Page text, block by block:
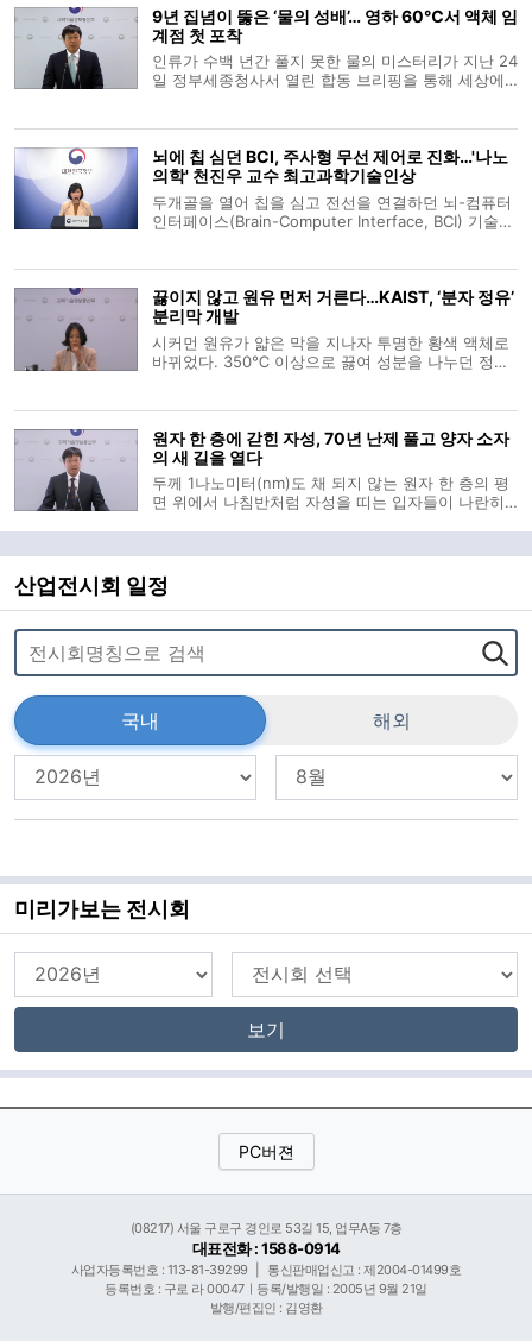
문이다. 이는 단순한 기
9년 집념이 뚫은 ‘물의 성배’… 영하 60℃서 액체 임
계점 첫 포착
인류가 수백 년간 풀지 못한 물의 미스터리가 지난 24
일 정부세종청사서 열린 합동 브리핑을 통해 세상에
로 이어지며 물의 근원적 비밀을 입체
뇌에 칩 심던 BCI, 주사형 무선 제어로 진화…'나노
의학' 천진우 교수 최고과학기술인상
두개골을 열어 칩을 심고 전선을 연결하던 뇌-컴퓨터
인터페이스(Brain-Computer Interface, BCI) 기술이
정 뇌세포에 직접 명령을 내리는
끓이지 않고 원유 먼저 거른다…KAIST, ‘분자 정유’
분리막 개발
시커먼 원유가 얇은 막을 지나자 투명한 황색 액체로
바뀌었다. 350℃ 이상으로 끓여 성분을 나누던 정유
유 같은 가벼운 성분을 먼저
원자 한 층에 갇힌 자성, 70년 난제 풀고 양자 소자
의 새 길을 열다
두께 1나노미터(nm)도 채 되지 않는 원자 한 층의 평
면 위에서 나침반처럼 자성을 띠는 입자들이 나란히
순간이다. 과학기술정보통신부는 20일 오전 박제근
서울대학교 물리천문학부 교수 연구
산업전시회 일정
국내 해외
미리가보는 전시회
보기
PC버젼
(08217) 서울 구로구 경인로 53길 15, 업무A동 7층
대표전화 : 1588-0914
사업자등록번호 : 113-81-39299
통신판매업신고 : 제2004-01499호
등록번호 : 구로 라 00047ㅣ등록/발행일 : 2005년 9월 21일
발행/편집인 : 김영환